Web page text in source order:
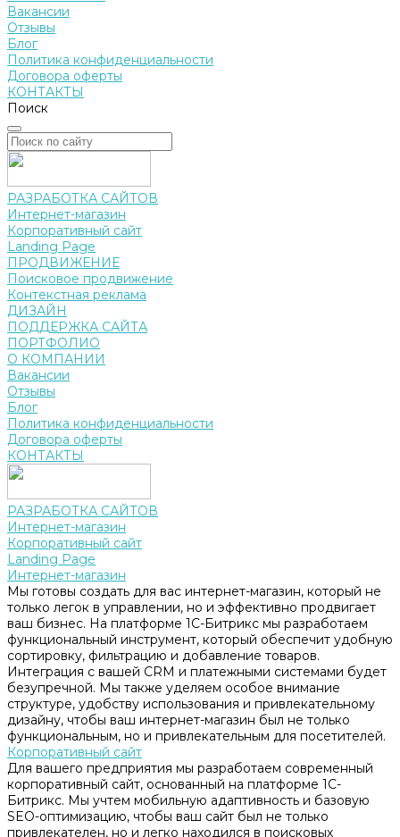
Вакансии
Отзывы
Блог
Политика конфиденциальности
Договора оферты
КОНТАКТЫ
Поиск
РАЗРАБОТКА САЙТОВ
Интернет-магазин
Корпоративный сайт
Landing Page
ПРОДВИЖЕНИЕ
Поисковое продвижение
Контекстная реклама
ДИЗАЙН
ПОДДЕРЖКА САЙТА
ПОРТФОЛИО
О КОМПАНИИ
Вакансии
Отзывы
Блог
Политика конфиденциальности
Договора оферты
КОНТАКТЫ
РАЗРАБОТКА САЙТОВ
Интернет-магазин
Корпоративный сайт
Landing Page
Интернет-магазин
Мы готовы создать для вас интернет-магазин, который не
только легок в управлении, но и эффективно продвигает
ваш бизнес. На платформе 1С-Битрикс мы разработаем
функциональный инструмент, который обеспечит удобную
сортировку, фильтрацию и добавление товаров.
Интеграция с вашей CRM и платежными системами будет
безупречной. Мы также уделяем особое внимание
структуре, удобству использования и привлекательному
дизайну, чтобы ваш интернет-магазин был не только
функциональным, но и привлекательным для посетителей.
Корпоративный сайт
Для вашего предприятия мы разработаем современный
корпоративный сайт, основанный на платформе 1С-
Битрикс. Мы учтем мобильную адаптивность и базовую
SEO-оптимизацию, чтобы ваш сайт был не только
привлекателен, но и легко находился в поисковых